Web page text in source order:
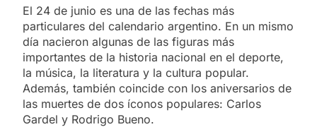
El 24 de junio es una de las fechas más
particulares del calendario argentino. En un mismo
día nacieron algunas de las figuras más
importantes de la historia nacional en el deporte,
la música, la literatura y la cultura popular.
Además, también coincide con los aniversarios de
las muertes de dos íconos populares: Carlos
Gardel y Rodrigo Bueno.